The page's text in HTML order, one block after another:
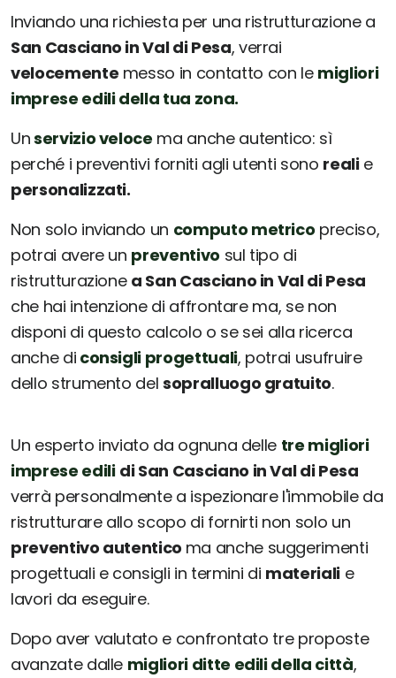
Inviando una richiesta per una ristrutturazione a
San Casciano in Val di Pesa, verrai
velocemente messo in contatto con le migliori
imprese edili della tua zona.
Unservizio veloce ma anche autentico: sì
perché i preventivi forniti agli utenti sono realie
personalizzati.
Non solo inviando un computo metrico preciso,
potrai avere un preventivo sul tipo di
ristrutturazione a San Casciano in Val di Pesa
che hai intenzione di affrontare ma, se non
disponi di questo calcolo o se sei alla ricerca
anche di consigli progettuali, potrai usufruire
dello strumento del sopralluogo gratuito.
Un esperto inviato da ognuna delle tre migliori
imprese edili di San Casciano in Val di Pesa
verrà personalmente a ispezionare l'immobile da
ristrutturare allo scopo di fornirti non solo un
preventivo autentico ma anche suggerimenti
progettuali e consigli in termini di materialie
lavori da eseguire.
Dopo aver valutato e confrontato tre proposte
avanzate dalle migliori ditte edili della città,